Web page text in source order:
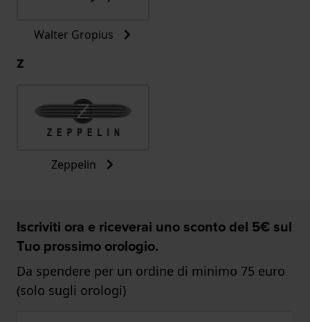
Walter Gropius
Z
Zeppelin
Iscriviti ora e riceverai uno sconto del 5€ sul
Tuo prossimo orologio.
Da spendere per un ordine di minimo 75 euro
(solo sugli orologi)